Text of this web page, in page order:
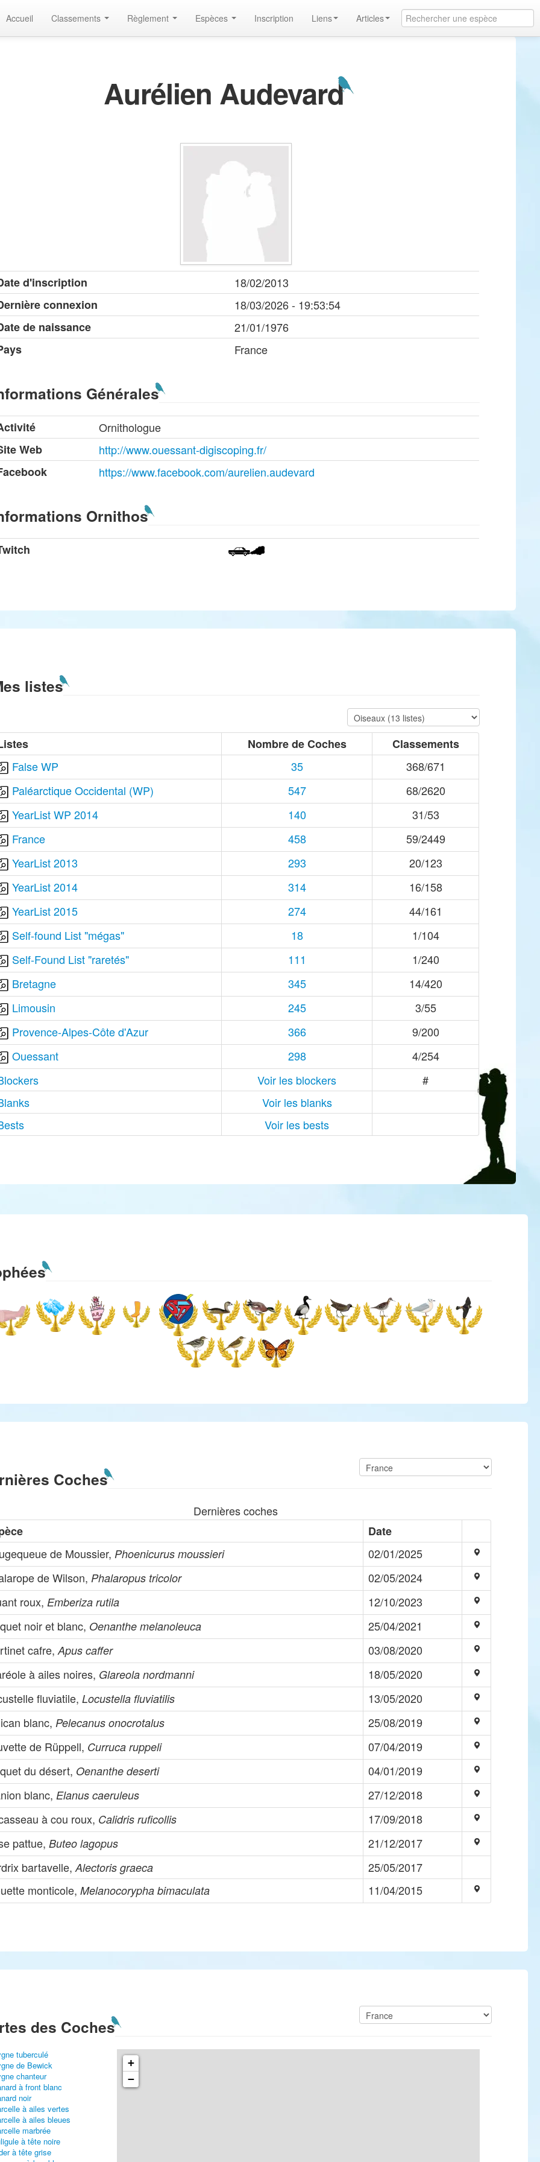
Accueil Classements Règlement Espèces Inscription Liens Articles
Aurélien Audevard
d'inscription
18/02/2013
connexion
18/03/2026 - 19:53:54
de naissance
21/01/1976
France
Générales
Ornithologue
Web
http://www.ouessant-digiscoping.fr/
https://www.facebook.com/aurelien.audevard
Ornithos
listes
Nombre de Coches
Classements
False WP
35
368/671
Paléarctique Occidental (WP)
547
68/2620
YearList WP 2014
140
31/53
France
458
59/2449
YearList 2013
293
20/123
YearList 2014
314
16/158
YearList 2015
274
44/161
Self-found List "mégas"
18
1/104
Self-Found List "raretés"
111
1/240
Bretagne
345
14/420
Limousin
245
3/55
Provence-Alpes-Côte d'Azur
366
9/200
Ouessant
298
4/254
Voir les blockers
#
Voir les blanks
Voir les bests
Coches
Dernières coches
Date
de Moussier, Phoenicurus moussieri
02/01/2025
de Wilson, Phalaropus tricolor
02/05/2024
roux, Emberiza rutila
12/10/2023
noir et blanc, Oenanthe melanoleuca
25/04/2021
cafre,Apus caffer
03/08/2020
à ailes noires, Glareola nordmanni
18/05/2020
fluviatile,Locustella fluviatilis
13/05/2020
blanc, Pelecanus onocrotalus
25/08/2019
de Rüppell, Curruca ruppeli
07/04/2019
du désert, Oenanthe deserti
04/01/2019
blanc, Elanus caeruleus
27/12/2018
à cou roux, Calidris ruficollis
17/09/2018
pattue,Buteo lagopus
21/12/2017
bartavelle,Alectoris graeca
25/05/2017
monticole,Melanocorypha bimaculata 11/04/2015
des Coches
tuberculé
de Bewick
chanteur
à front blanc
noir
à ailes vertes
à ailes bleues
marbrée
à tête noire
à tête grise
+
−